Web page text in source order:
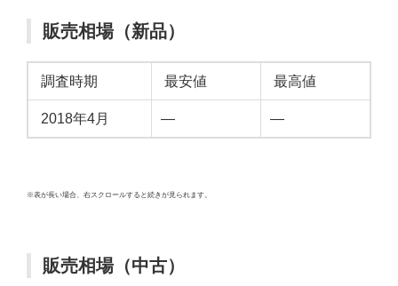
販売相場（新品）
調査時期 最安値 最高値
2018年4月 — —
※表が長い場合、右スクロールすると続きが見られます。
販売相場（中古）